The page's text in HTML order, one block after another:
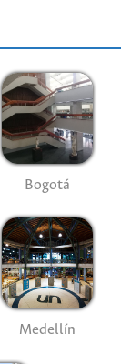
Bogotá
Medellín